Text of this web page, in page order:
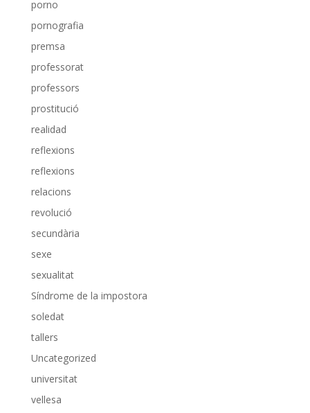
porno
pornografia
premsa
professorat
professors
prostitució
realidad
reflexions
reflexions
relacions
revolució
secundària
sexe
sexualitat
Síndrome de la impostora
soledat
tallers
Uncategorized
universitat
vellesa